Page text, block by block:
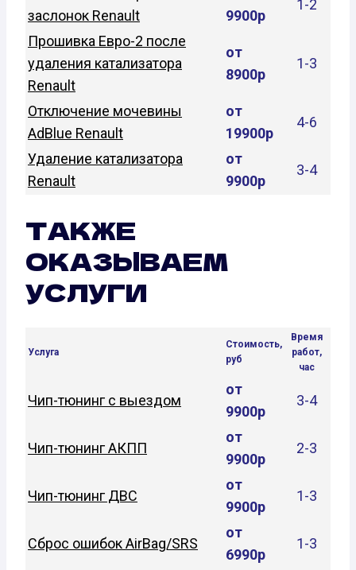
заслонок Renault
9900р
1-2
Прошивка Евро-2 после
удаления катализатора
Renault
от
8900р
1-3
Отключение мочевины
AdBlue Renault
от
19900р
4-6
Удаление катализатора
Renault
от
9900р
3-4
ТАКЖЕ
ОКАЗЫВАЕМ
УСЛУГИ
Услуга
Стоимость,
руб
Время
работ,
час
Чип-тюнинг с выездом
от
9900р
3-4
Чип-тюнинг АКПП
от
9900р
2-3
Чип-тюнинг ДВС
от
9900р
1-3
Сброс ошибок AirBag/SRS
от
6990р
1-3